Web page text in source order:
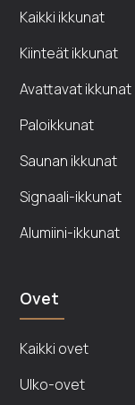
Kaikki ikkunat
Kiinteät ikkunat
Avattavat ikkunat
Paloikkunat
Saunan ikkunat
Signaali-ikkunat
Alumiini-ikkunat
Ovet
Kaikki ovet
Ulko-ovet